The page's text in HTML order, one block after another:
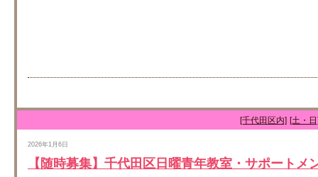
[千代田区内] [土・
2026年1月6日
【随時募集】千代田区日曜青年教室・サポートメ